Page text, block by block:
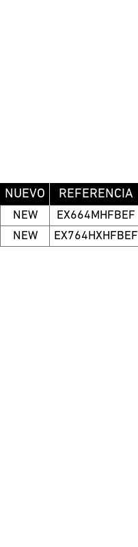
NUEVO REFERENCIA
NEW EX664MHFBEF
NEW
EX764HXHFBEF